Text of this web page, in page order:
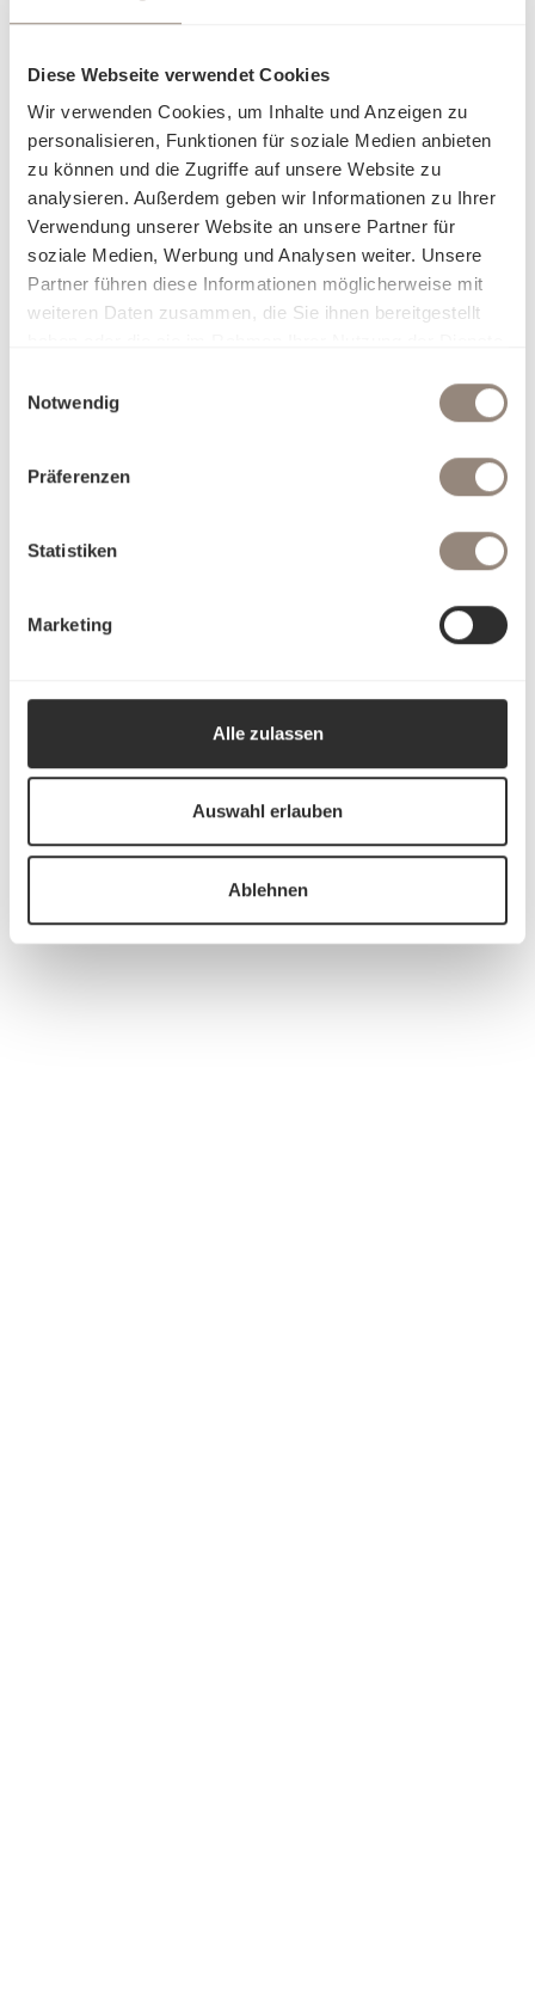
Diese Webseite verwendet Cookies
Wir verwenden Cookies, um Inhalte und Anzeigen zu
personalisieren, Funktionen für soziale Medien anbieten
zu können und die Zugriffe auf unsere Website zu
analysieren. Außerdem geben wir Informationen zu Ihrer
Verwendung unserer Website an unsere Partner für
soziale Medien, Werbung und Analysen weiter. Unsere
Partner führen diese Informationen möglicherweise mit
weiteren Daten zusammen, die Sie ihnen bereitgestellt
Notwendig
Präferenzen
Statistiken
Marketing
Alle zulassen
Auswahl erlauben
Ablehnen